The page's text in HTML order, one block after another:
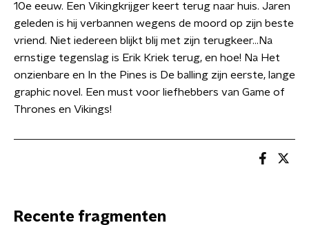
10e eeuw. Een Vikingkrijger keert terug naar huis. Jaren
geleden is hij verbannen wegens de moord op zijn beste
vriend. Niet iedereen blijkt blij met zijn terugkeer...Na
ernstige tegenslag is Erik Kriek terug, en hoe! Na Het
onzienbare en In the Pines is De balling zijn eerste, lange
graphic novel. Een must voor liefhebbers van Game of
Thrones en Vikings!
Recente fragmenten